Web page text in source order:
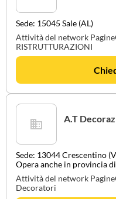
Sede: 15045 Sale (AL)
Attività del network
RISTRUTTURAZIONI
A.T
Sede: 13044 Crescentino
Opera anche in provincia di
Attività del network
Decoratori